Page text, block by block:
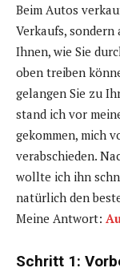
Beim Autos
Verkaufs,
Ihnen, wie Sie
oben treiben
gelangen Sie zu
stand ich vor
gekommen, mich
verabschieden.
wollte ich ihn
natürlich den
Meine Antwort:
Schritt 1: